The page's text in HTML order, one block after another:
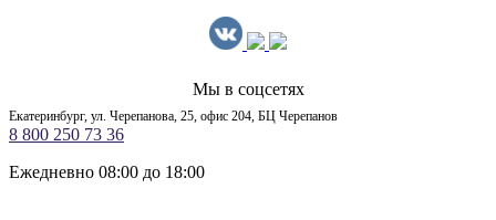
Мы в соцсетях
Екатеринбург, ул. Черепанова, 25, офис 204, БЦ Черепанов
8 800 250 73 36
Ежедневно 08:00 до 18:00